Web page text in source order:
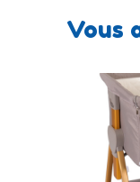
Vous